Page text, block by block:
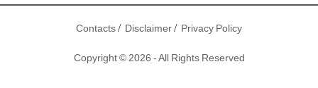
Contacts/ Disclaimer/ Privacy Policy
Copyright © 2026 - All Rights Reserved